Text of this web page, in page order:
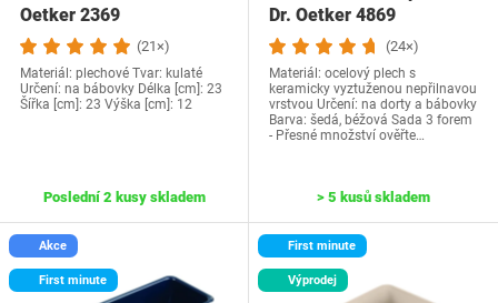
Oetker 2369
(21×)
Materiál: plechové Tvar: kulaté
Určení: na bábovky Délka [cm]: 23
Šířka [cm]: 23 Výška [cm]: 12
Poslední 2 kusy skladem
Dr. Oetker 4869
(24×)
Materiál: ocelový plech s
keramicky vyztuženou nepřilnavou
vrstvou Určení: na dorty a bábovky
Barva: šedá, béžová Sada 3 forem
- Přesné množství ověřte…
> 5 kusů skladem
Akce
First minute
First minute
Výprodej